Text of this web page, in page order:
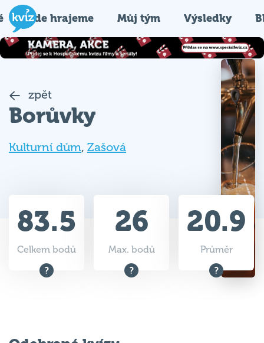
Kde hrajeme Můj tým Výsledky
zpět
Borůvky
Kulturní dům, Zašová
83.5
Celkem bodů
26
Max. bodů
20.9
Průměr